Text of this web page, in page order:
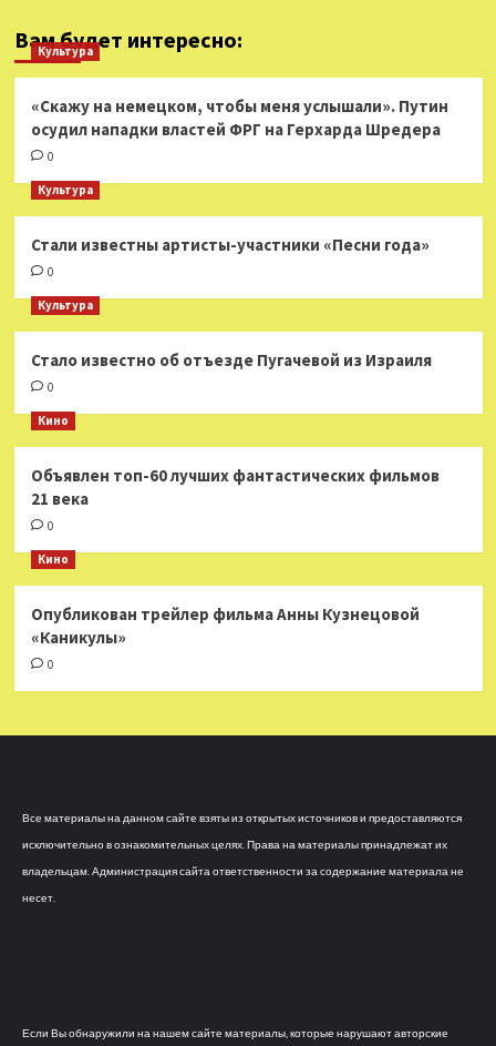
Вам будет интересно:
Культура
«Скажу на немецком, чтобы меня услышали». Путин
осудил нападки властей ФРГ на Герхарда Шредера
0
Культура
Стали известны артисты-участники «Песни года»
0
Культура
Стало известно об отъезде Пугачевой из Израиля
0
Кино
Объявлен топ-60 лучших фантастических фильмов
21 века
0
Кино
Опубликован трейлер фильма Анны Кузнецовой
«Каникулы»
0
Все материалы на данном сайте взяты из открытых источников и предоставляются
исключительно в ознакомительных целях. Права на материалы принадлежат их
владельцам. Администрация сайта ответственности за содержание материала не
несет.
Если Вы обнаружили на нашем сайте материалы, которые нарушают авторские